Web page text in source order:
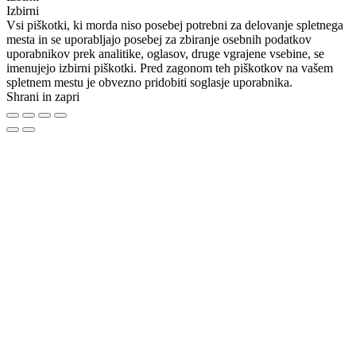
Izbirni
Vsi piškotki, ki morda niso posebej potrebni za delovanje spletnega
mesta in se uporabljajo posebej za zbiranje osebnih podatkov
uporabnikov prek analitike, oglasov, druge vgrajene vsebine, se
imenujejo izbirni piškotki. Pred zagonom teh piškotkov na vašem
spletnem mestu je obvezno pridobiti soglasje uporabnika.
Shrani in zapri